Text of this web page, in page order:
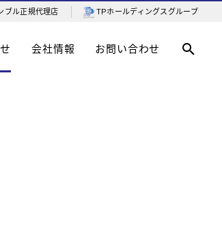
ブル正規代理店 TPホールディングスグループ
会社情報 お問い合わせ